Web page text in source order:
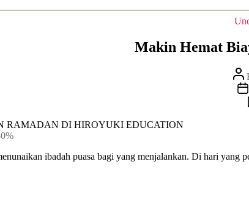
Makin Hemat
ibadah puasa bagi yang menjalankan. Di hari